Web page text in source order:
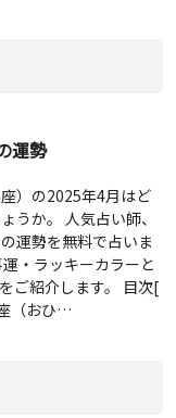
運勢
）の2025年4月はど
うか。 人気占い師、
運勢を無料で占いま
・ラッキーカラーと
ご紹介します。 目次[
（おひ…